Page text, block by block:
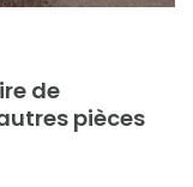
de
pièces